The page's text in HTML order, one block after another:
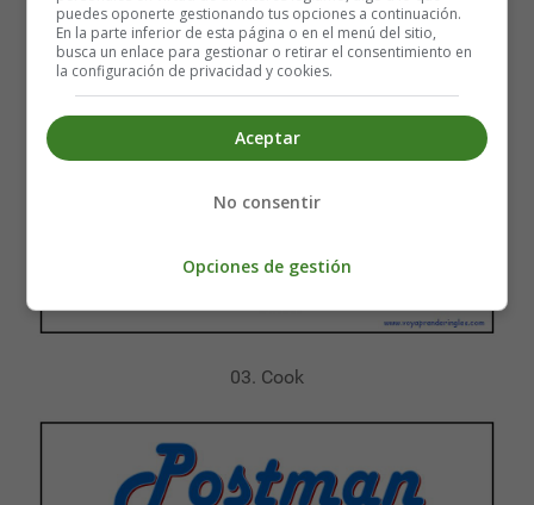
03. Cook
puedes oponerte gestionando tus opciones a continuación.
En la parte inferior de esta página o en el menú del sitio,
busca un enlace para gestionar o retirar el consentimiento en
la configuración de privacidad y cookies.
Aceptar
No consentir
Opciones de gestión